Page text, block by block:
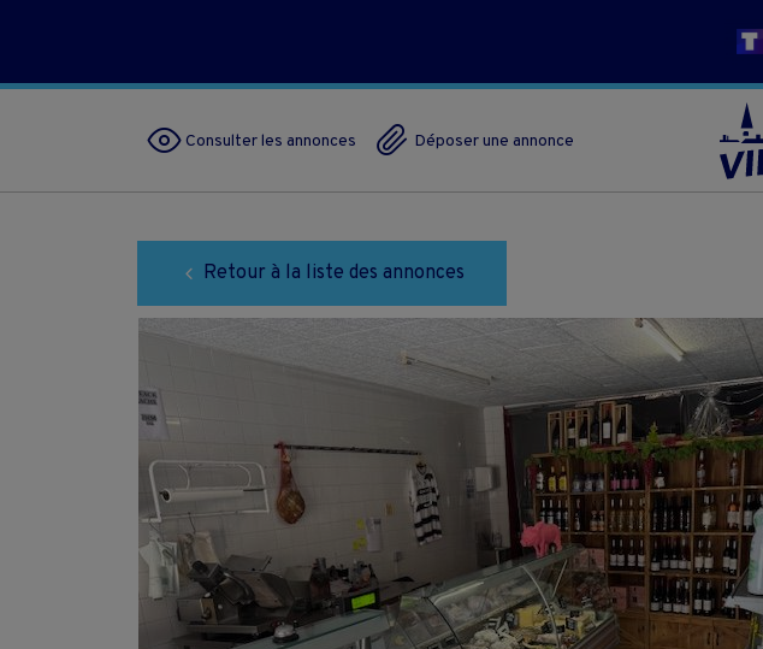
Consulter les annonces Déposer une annonce
Retour à la liste des annonces